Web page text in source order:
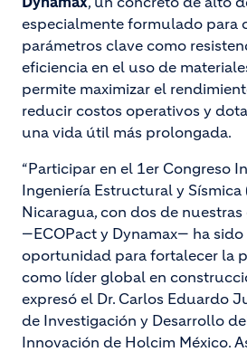
especialmente formulado para
parámetros clave como
eficiencia en el uso de
permite maximizar el
reducir costos operativos y
una vida útil más prolongada.
“Participar en el 1er Congreso
Ingeniería Estructural y Sísmica
Nicaragua, con dos de
—ECOPact y Dynamax— ha sido
oportunidad para fortalecer la
como líder global en
expresó el Dr. Carlos Eduardo
de Investigación y Desarrollo
Innovación de Holcim México.